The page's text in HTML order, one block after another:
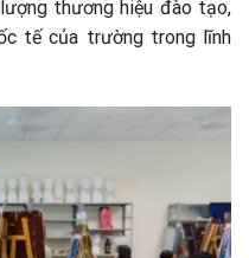
thương hiệu đào tạo,
tế của trường trong lĩnh